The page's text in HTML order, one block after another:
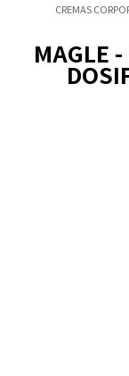
CREMAS
MAGLE